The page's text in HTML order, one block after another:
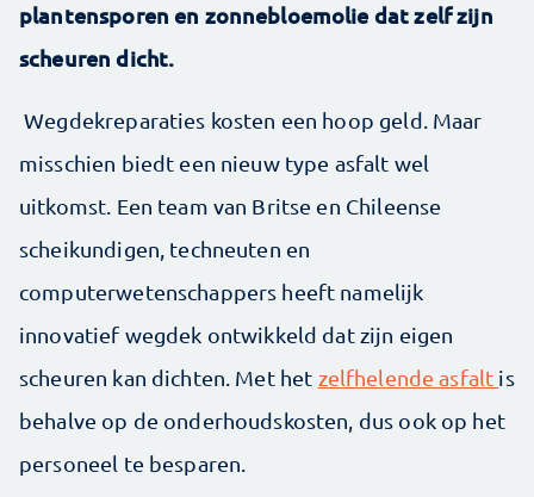
plantensporen en zonnebloemolie dat zelf zijn
scheuren dicht.
Wegdekreparaties kosten een hoop geld. Maar
misschien biedt een nieuw type asfalt wel
uitkomst. Een team van Britse en Chileense
scheikundigen, techneuten en
computerwetenschappers heeft namelijk
innovatief wegdek ontwikkeld dat zijn eigen
scheuren kan dichten. Met het zelfhelende asfalt is
behalve op de onderhoudskosten, dus ook op het
personeel te besparen.